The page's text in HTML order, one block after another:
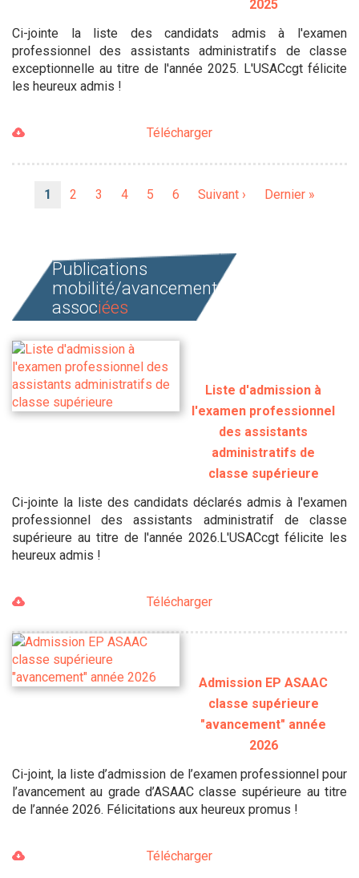
2025
Ci-jointe la liste des candidats admis à l'examen
professionnel des assistants administratifs de classe
exceptionnelle au titre de l'année 2025. L'USACcgt félicite
les heureux admis !
Télécharger
Page
1 Page
2 Page
3 Page
4 Page
5 Page
6
Page
Suivant ›
Dernière
Dernier »
Publications
mobilité/avancement
associées
Liste d'admission à
l'examen professionnel
des assistants
administratifs de
classe supérieure
Ci-jointe la liste des candidats déclarés admis à l'examen
professionnel des assistants administratif de classe
supérieure au titre de l'année 2026.L'USACcgt félicite les
heureux admis !
Télécharger
Admission EP ASAAC
classe supérieure
"avancement" année
2026
Ci-joint, la liste d’admission de l’examen professionnel pour
l’avancement au grade d’ASAAC classe supérieure au titre
de l’année 2026. Félicitations aux heureux promus !
Télécharger